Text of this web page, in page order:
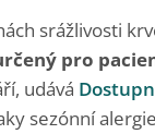
srážlivosti
pro
udává
sezónní